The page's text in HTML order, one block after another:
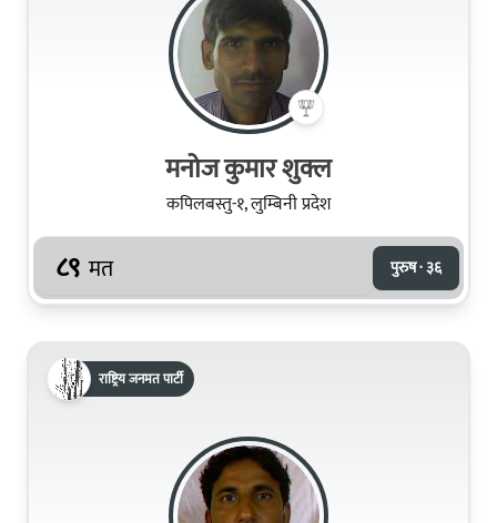
मनोज कुमार शुक्ल
कपिलबस्तु-१, लुम्बिनी प्रदेश
८९ मत पुरुष · ३६
राष्ट्रिय जनमत पार्टी